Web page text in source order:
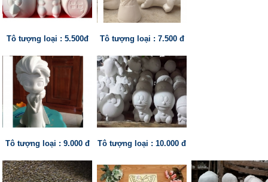
Tô tượng loại : 5.500đ Tô tượng loại : 7.500 đ
Tô tượng loại : 9.000 đ Tô tượng loại : 10.000 đ